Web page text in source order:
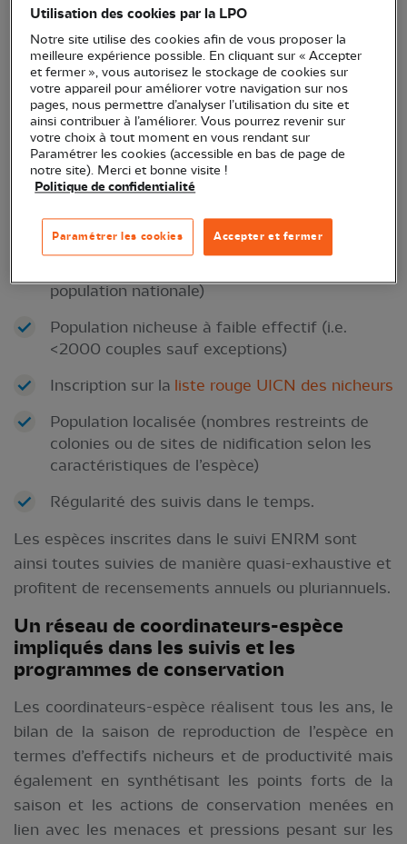
centralise les données relatives aux effectifs
nicheurs des espèces rares et/ou localisées qui
font l’objet de dénombrements annuels exhaustifs.
Bien que cette liste d’espèces relève d’un certain
opportunisme, profitant de suivis déjà existants
(i.e.espèces menacéesqui font l’objet de plans
nationaux d’actions, programmes LIFE, espèces
concentrées enespaces protégées
exigences suivantes, la première étant impérative :
population nationale)
Population nicheuse à faible effectif (i.e.
<2000 couples sauf exceptions)
Inscription sur la liste rouge UICN des nicheurs
Population localisée (nombres restreints de
colonies ou de sites de nidification selon les
caractéristiques de l’espèce)
Régularité des suivis dans le temps.
Les espèces inscrites dans le suivi ENRM sont
ainsi toutes suivies de manière quasi-exhaustive et
profitent de recensements annuels ou pluriannuels.
Un réseau de coordinateurs-espèce
impliqués dans les suivis et les
programmes de conservation
Les coordinateurs-espèce réalisent tous les ans, le
bilan de la saison de reproduction de l’espèce en
termes d’effectifs nicheurs et de productivité mais
également en synthétisant les points forts de la
saison et les actions de conservation menées en
lien avec les menaces et pressions pesant sur les
Utilisation des cookies par la LPO
Notre site utilise des cookies afin de vous proposer la
meilleure expérience possible. En cliquant sur « Accepter
et fermer », vous autorisez le stockage de cookies sur
votre appareil pour améliorer votre navigation sur nos
pages, nous permettre d’analyser l’utilisation du site et
ainsi contribuer à l’améliorer. Vous pourrez revenir sur
votre choix à tout moment en vous rendant sur
Paramétrer les cookies (accessible en bas de page de
notre site). Merci et bonne visite !
Politique de confidentialité
Accepter et fermer
Paramétrer les cookies